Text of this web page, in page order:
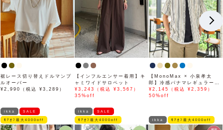
裾レース切り替えドルマンプ
ルオーバー
¥2,990（税込 ¥3,289）
【インフルエンサー着用】キ
ャミワイドサロペット
¥3,243（税込 ¥3,567）
35%off
【MonoMax × 小泉孝太
郎】冷感パナマレギュラーカ
ラー半袖シャツ「小泉孝太郎
さん着用モデル」
¥2,145（税込 ¥2,359）
50%off
ikka SALE
ﾓｱｵﾌ最大4000off
ikka SALE
ﾓｱｵﾌ最大4000off ikka ﾓｱｵﾌ最大4000off